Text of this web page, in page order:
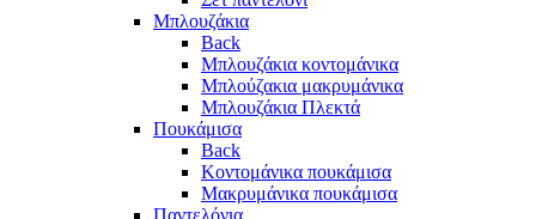
Μπλουζάκια
Back
Μπλουζάκια κοντομάνικα
Μπλούζακια μακρυμάνικα
Μπλουζάκια Πλεκτά
Πουκάμισα
Back
Κοντομάνικα πουκάμισα
Μακρυμάνικα πουκάμισα
Παντελόνια